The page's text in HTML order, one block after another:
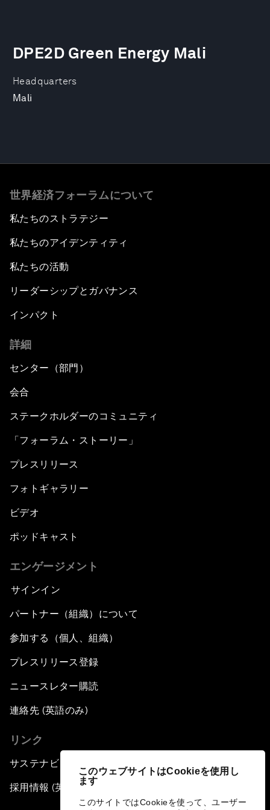
このウェブサイトはCookieを使用し
ます
このサイトではCookieを使って、ユーザー
Headquarters
Mali
DPE2D Green Energy Mali
世界経済フォーラムについて
私たちのストラテジー
私たちのアイデンティティ
私たちの活動
リーダーシップとガバナンス
インパクト
詳細
センター（部門）
会合
ステークホルダーのコミュニティ
「フォーラム・ストーリー」
プレスリリース
フォトギャラリー
ビデオ
ポッドキャスト
エンゲージメント
サインイン
パートナー（組織）について
参加する（個人、組織）
プレスリリース登録
ニュースレター購読
連絡先 (英語のみ)
リンク
サステナビリティへの取り組み
採用情報 (英語のみ)